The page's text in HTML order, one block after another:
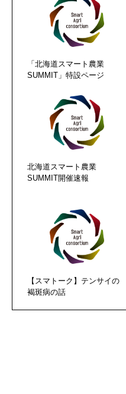
「北海道スマート農業
SUMMIT」特設ページ
北海道スマート農業
SUMMIT開催速報
【スマトーク】テンサイの
褐斑病の話